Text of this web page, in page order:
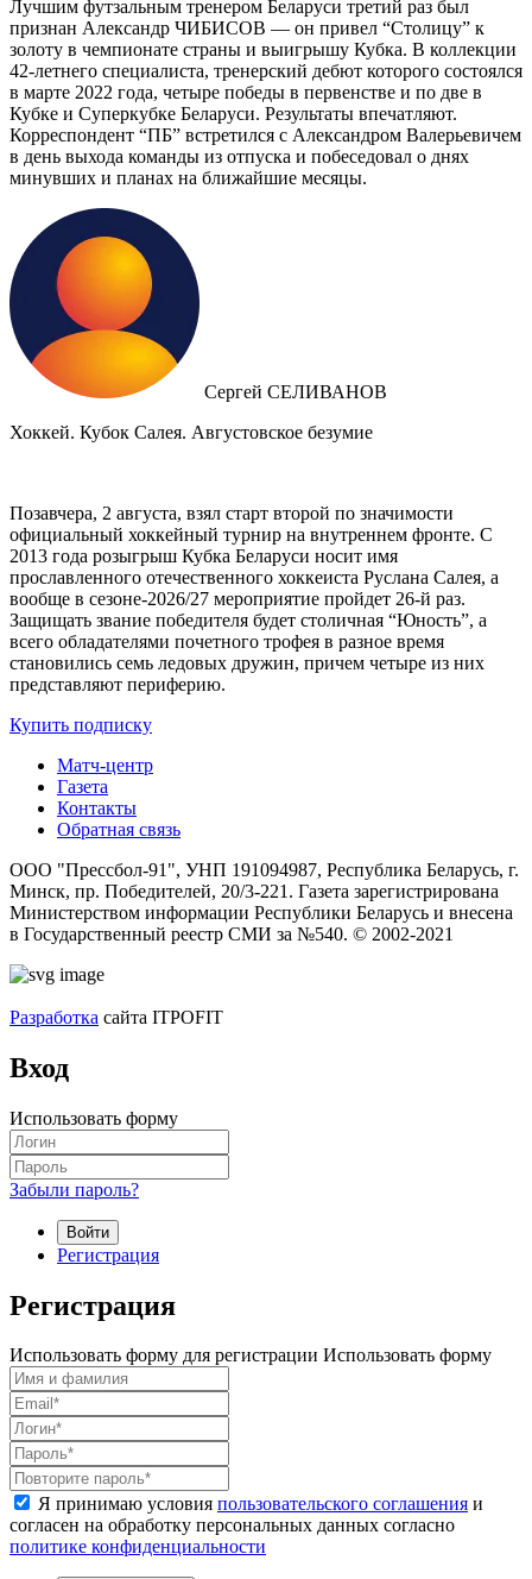
Лучшим футзальным тренером Беларуси третий раз был
признан Александр ЧИБИСОВ — он привел “Столицу” к
золоту в чемпионате страны и выигрышу Кубка. В коллекции
42-летнего специалиста, тренерский дебют которого состоялся
в марте 2022 года, четыре победы в первенстве и по две в
Кубке и Суперкубке Беларуси. Результаты впечатляют.
Корреспондент “ПБ” встретился с Александром Валерьевичем
в день выхода команды из отпуска и побеседовал о днях
минувших и планах на ближайшие месяцы.
Сергей СЕЛИВАНОВ
Хоккей. Кубок Салея. Августовское безумие
Позавчера, 2 августа, взял старт второй по значимости
официальный хоккейный турнир на внутреннем фронте. C
2013 года розыгрыш Кубка Беларуси носит имя
прославленного отечественного хоккеиста Руслана Салея, а
вообще в сезоне-2026/27 мероприятие пройдет 26-й раз.
Защищать звание победителя будет столичная “Юность”, а
всего обладателями почетного трофея в разное время
становились семь ледовых дружин, причем четыре из них
представляют периферию.
Купить подписку
Матч-центр
Газета
Контакты
Обратная связь
ООО "Прессбол-91", УНП 191094987, Республика Беларусь, г.
Минск, пр. Победителей, 20/3-221. Газета зарегистрирована
Министерством информации Республики Беларусь и внесена
в Государственный реестр СМИ за №540. © 2002-2021
Разработка сайта ITPOFIT
Вход
Использовать форму
Забыли пароль?
Войти
Регистрация
Регистрация
Использовать форму для регистрации Использовать форму
Я принимаю условия пользовательского соглашения и
согласен на обработку персональных данных согласно
политике конфиденциальности